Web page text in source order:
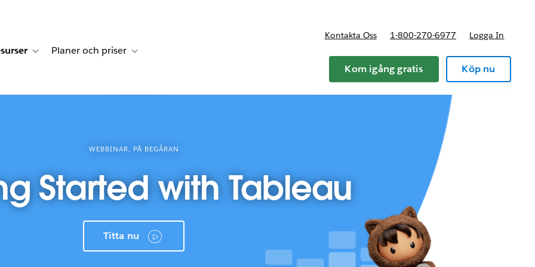
navigation for Lösningar
Toggle sub-navigation for Resurser
Planer och priser Toggle sub-navigation for Planer och priser
Kontakta Oss 1-800-270-6977 Logga In
Kom igång gratis Köp nu
WEBBINAR, PÅ BEGÄRAN
Started with Tableau
Titta nu